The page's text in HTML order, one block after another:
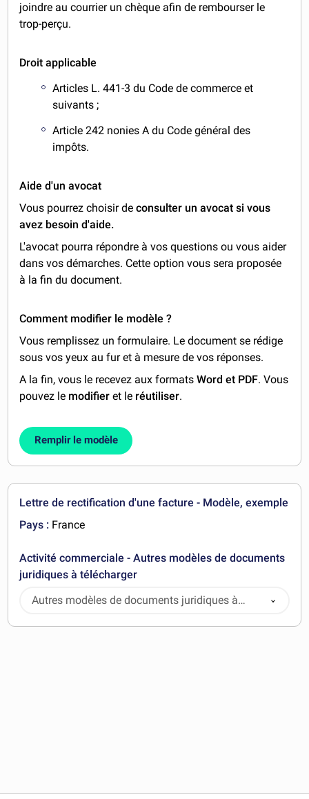
joindre au courrier un chèque afin de rembourser le
trop-perçu.
Droit applicable
Articles L. 441-3 du Code de commerce et
suivants ;
Article 242 nonies A du Code général des
impôts.
Aide d'un avocat
Vous pourrez choisir deconsulter un avocat si vous
avez besoin d'aide.
L'avocat pourra répondre à vos questions ou vous aider
dans vos démarches. Cette option vous sera proposée
à la fin du document.
Comment modifier le modèle ?
Vous remplissez un formulaire. Le document se rédige
sous vos yeux au fur et à mesure de vos réponses.
A la fin, vous le recevez aux formatsWord et PDF. Vous
pouvez le modifier et le réutiliser.
Remplir le modèle
Lettre de rectification d'une facture - Modèle, exemple
Pays : France
Activité commerciale - Autres modèles de documents
juridiques à télécharger
Autres modèles de documents juridiques à
télécharger